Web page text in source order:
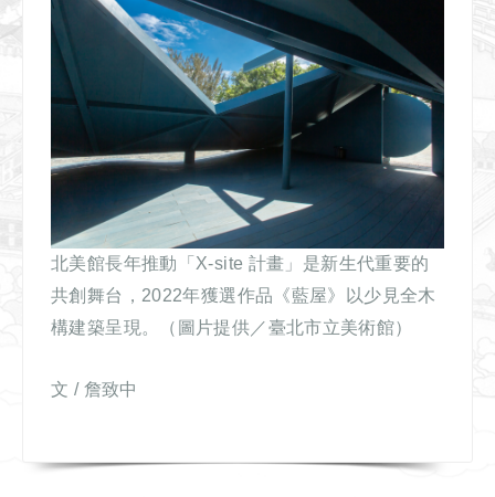
北美館長年推動「X-site 計畫」是新生代重要的
共創舞台，2022年獲選作品《藍屋》以少見全木
構建築呈現。（圖片提供／臺北市立美術館）
文 / 詹致中